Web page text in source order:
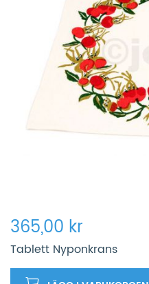
365,00 kr
Tablett Nyponkrans